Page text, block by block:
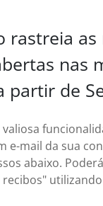
rastreia as
nas
partir de
valiosa
e-mail da sua
abaixo.